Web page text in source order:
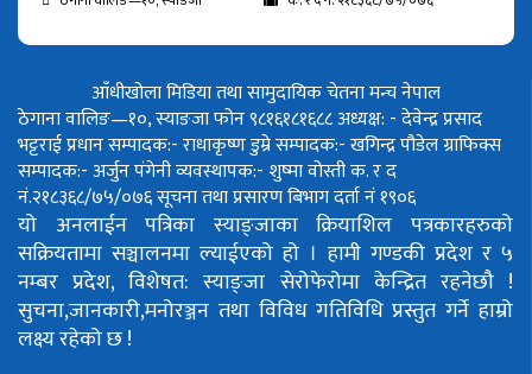
आँधीखोला मिडिया तथा सामुदायिक चेतना मन्च नेपाल
ठेगाना वालिङ—१०, स्याङजा फोन ९८१६१८१६८८अध्यक्ष: - देवेन्द्र प्रसाद
भट्टराईप्रधान सम्पादक:- राधाकृष्ण डुम्रेसम्पादक:- खगिन्द्र पौडेलग्राफिक्स
सम्पादक:- अर्जुन पंगेनीव्यवस्थापक:- शुष्मा वोस्तीक. र द
नं.२१८३६८/७५/०७६सूचना तथा प्रसारण बिभाग दर्ता नं १९०६
यो अनलाईन पत्रिका स्याङ्जाका क्रियाशिल पत्रकारहरुको
सक्रियतामा सञ्चालनमा ल्याईएको हो । हामी गण्डकी प्रदेश र ५
नम्बर प्रदेश, विशेषत: स्याङ्जा सेरोफेरोमा केन्द्रित रहनेछौ !
सुचना,जानकारी,मनोरञ्जन तथा विविध गतिविधि प्रस्तुत गर्ने हाम्रो
लक्ष्य रहेको छ !